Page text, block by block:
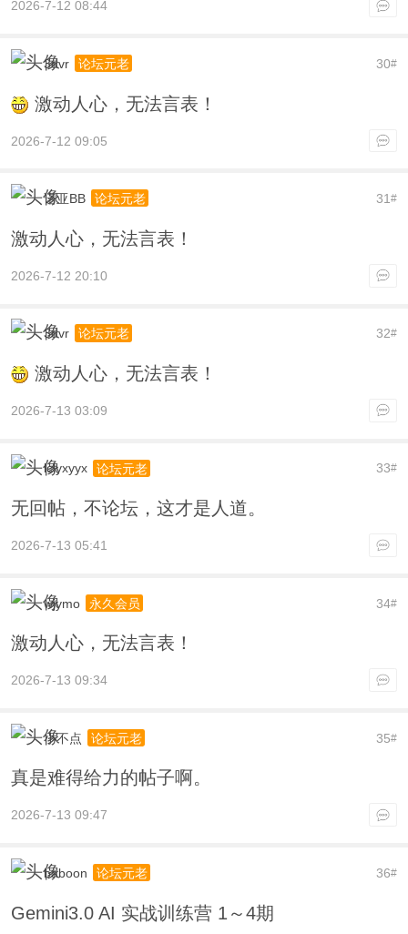
2026-7-12 08:44
30#
3dvr 论坛元老
激动人心，无法言表！
2026-7-12 09:05
31#
诺亚BB 论坛元老
激动人心，无法言表！
2026-7-12 20:10
32#
3dvr 论坛元老
激动人心，无法言表！
2026-7-13 03:09
33#
lclyxyyx 论坛元老
无回帖，不论坛，这才是人道。
2026-7-13 05:41
34#
wjymo 永久会员
激动人心，无法言表！
2026-7-13 09:34
35#
小不点 论坛元老
真是难得给力的帖子啊。
2026-7-13 09:47
36#
baboon 论坛元老
Gemini3.0 AI 实战训练营 1～4期